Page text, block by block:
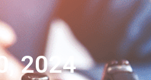
2024